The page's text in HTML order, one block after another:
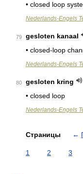
• closed loop
Nederlands-Engels
79 gesloten kanaal
• closed-loop
Nederlands-Engels
80 gesloten kring
• closed loop
Nederlands-Engels
Страницы ←
1 2 3